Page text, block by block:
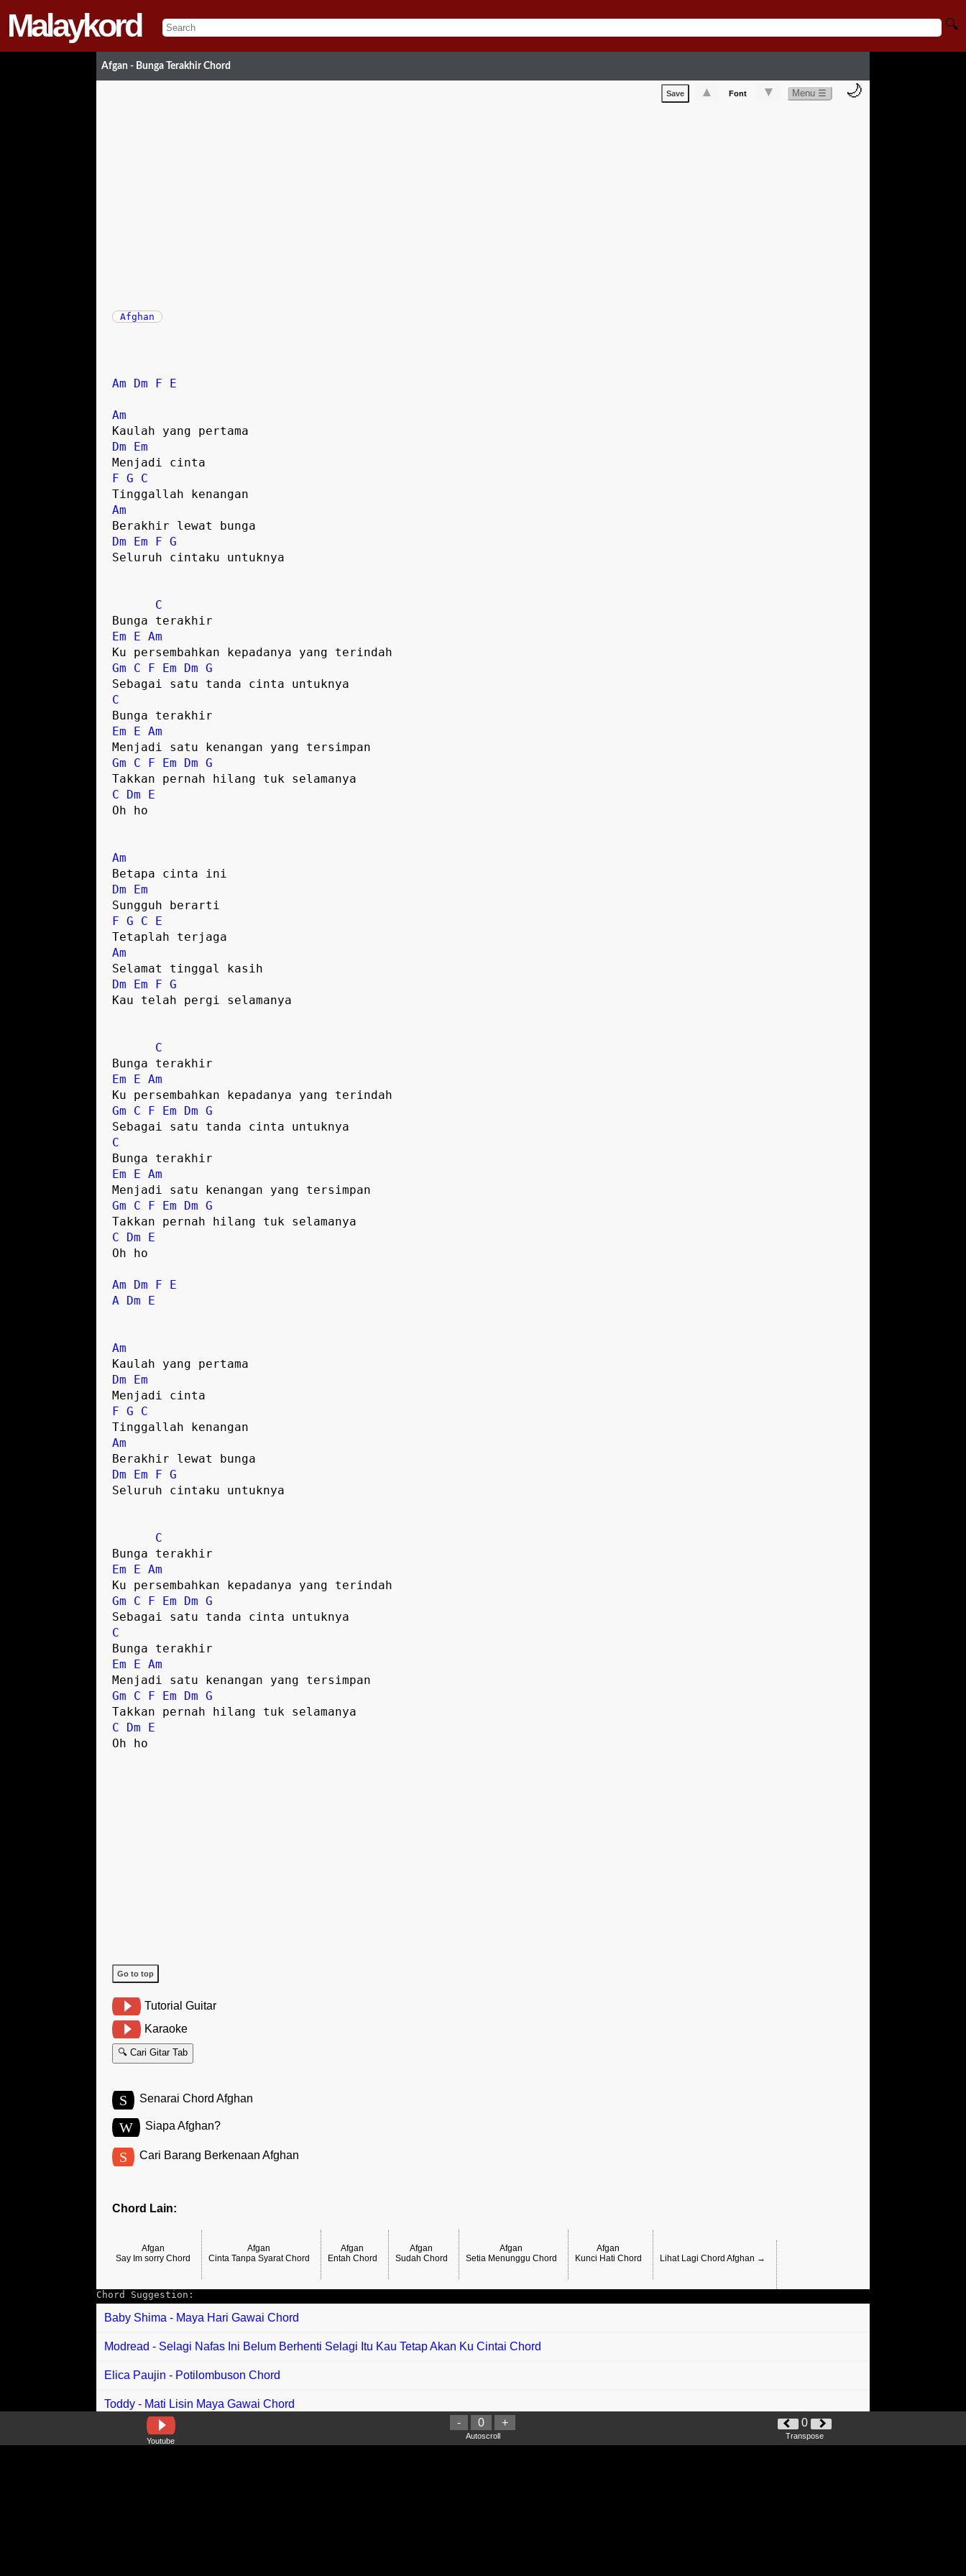
Malaykord 🔍
Afgan - Bunga Terakhir Chord
Save ▲ Font ▼ Menu ☰ 🌙
Afghan
Am Dm F E
Am
Kaulah yang pertama
Dm
Em
Menjadi cinta
F G
C
Tinggallah kenangan
Am
Berakhir lewat bunga
Dm
Em F G
Seluruh cintaku untuknya
C
Bunga terakhir
Em
E Am
Ku persembahkan kepadanya yang terindah
Gm
C F Em Dm G
Sebagai satu tanda cinta untuknya
C
Bunga terakhir
Em
E Am
Menjadi satu kenangan yang tersimpan
Gm
C F Em Dm G
Takkan pernah hilang tuk selamanya
C
Dm
E
Oh ho
Am
Betapa cinta ini
Dm
Em
Sungguh berarti
F G C
E
Tetaplah terjaga
Am
Selamat tinggal kasih
Dm
Em F G
Kau telah pergi selamanya
C
Bunga terakhir
Em
E Am
Ku persembahkan kepadanya yang terindah
Gm
C F Em Dm G
Sebagai satu tanda cinta untuknya
C
Bunga terakhir
Em
E Am
Menjadi satu kenangan yang tersimpan
Gm
C F Em Dm G
Takkan pernah hilang tuk selamanya
C
Dm
E
Oh ho
Am Dm F
E
A
Dm E
Am
Kaulah yang pertama
Dm
Em
Menjadi cinta
F G
C
Tinggallah kenangan
Am
Berakhir lewat bunga
Dm
Em F G
Seluruh cintaku untuknya
C
Bunga terakhir
Em
E Am
Ku persembahkan kepadanya yang terindah
Gm
C F Em Dm G
Sebagai satu tanda cinta untuknya
C
Bunga terakhir
Em
E Am
Menjadi satu kenangan yang tersimpan
Gm
C F Em Dm G
Takkan pernah hilang tuk selamanya
C
Dm
E
Oh ho
Go to top
Tutorial Guitar
Karaoke
🔍 Cari Gitar Tab
S Senarai Chord Afghan
W Siapa Afghan?
S Cari Barang Berkenaan Afghan
Chord Lain:
Afgan
Say Im sorry Chord
Afgan
Cinta Tanpa Syarat Chord
Afgan
Entah Chord
Afgan
Sudah Chord
Afgan
Setia Menunggu Chord
Afgan
Kunci Hati Chord
Lihat Lagi Chord Afghan →
Chord Suggestion:
Baby Shima - Maya Hari Gawai Chord
Modread - Selagi Nafas Ini Belum Berhenti Selagi Itu Kau Tetap Akan Ku Cintai Chord
Elica Paujin - Potilombuson Chord
Toddy - Mati Lisin Maya Gawai Chord
Adik Waniey feat Jaro Anak Limbat - Cinta Jarak Jauh Chord
Youtube
- 0 +
Autoscroll
0
Transpose